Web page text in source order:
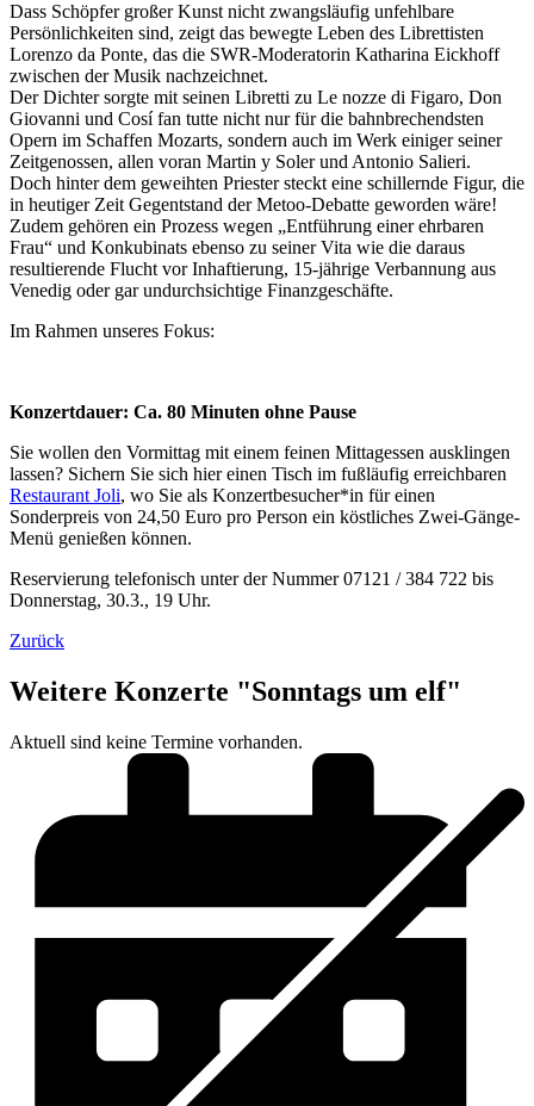
Dass Schöpfer großer Kunst nicht zwangsläufig unfehlbare
Persönlichkeiten sind, zeigt das bewegte Leben des Librettisten
Lorenzo da Ponte, das die SWR-Moderatorin Katharina Eickhoff
zwischen der Musik nachzeichnet.
Der Dichter sorgte mit seinen Libretti zu Le nozze di Figaro, Don
Giovanni und Cosí fan tutte nicht nur für die bahnbrechendsten
Opern im Schaffen Mozarts, sondern auch im Werk einiger seiner
Zeitgenossen, allen voran Martin y Soler und Antonio Salieri.
Doch hinter dem geweihten Priester steckt eine schillernde Figur, die
in heutiger Zeit Gegentstand der Metoo-Debatte geworden wäre!
Zudem gehören ein Prozess wegen „Entführung einer ehrbaren
Frau“ und Konkubinats ebenso zu seiner Vita wie die daraus
resultierende Flucht vor Inhaftierung, 15-jährige Verbannung aus
Venedig oder gar undurchsichtige Finanzgeschäfte.
Im Rahmen unseres Fokus:
Konzertdauer: Ca. 80 Minuten ohne Pause
Sie wollen den Vormittag mit einem feinen Mittagessen ausklingen
lassen? Sichern Sie sich hier einen Tisch im fußläufig erreichbaren
Restaurant Joli, wo Sie als Konzertbesucher*in für einen
Sonderpreis von 24,50 Euro pro Person ein köstliches Zwei-Gänge-
Menü genießen können.
Reservierung telefonisch unter der Nummer 07121 / 384 722 bis
Donnerstag, 30.3., 19 Uhr.
Zurück
Weitere Konzerte "Sonntags um elf"
Aktuell sind keine Termine vorhanden.